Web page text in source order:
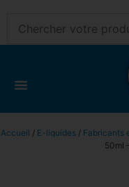
Accueil / E-liquides / Fabricants
50ml